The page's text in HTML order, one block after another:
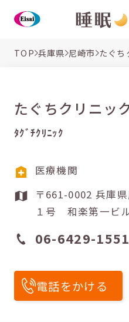
TOP 兵庫県 尼崎市 たぐち
たぐちクリニッ
ﾀｸﾞﾁｸﾘﾆｯｸ
医療機関
〒661-0002 兵庫県尼崎市塚口町1丁目10番
１号 和楽第一ビ
06-6429-1551
電話をかける